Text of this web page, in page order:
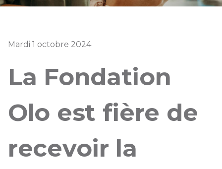
Mardi 1 octobre 2024
La Fondation
Olo est fière de
recevoir la